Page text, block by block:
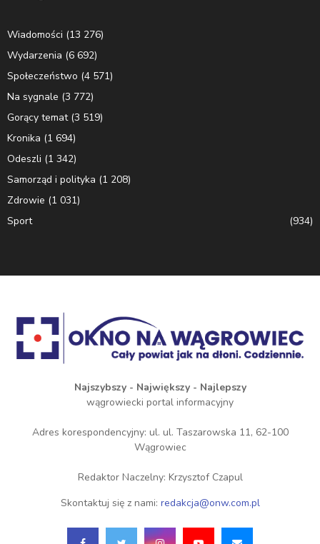
Wiadomości (13 276)
Wydarzenia (6 692)
Społeczeństwo (4 571)
Na sygnale (3 772)
Gorący temat(3 519)
Kronika (1 694)
Odeszli (1 342)
Samorząd i polityka (1 208)
Zdrowie (1 031)
Sport
(934)
Najszybszy - Największy - Najlepszy
wągrowiecki portal informacyjny
Adres korespondencyjny: ul. ul. Taszarowska 11, 62-100
Wągrowiec
Redaktor Naczelny: Krzysztof Czapul
Skontaktuj się z nami: redakcja@onw.com.pl